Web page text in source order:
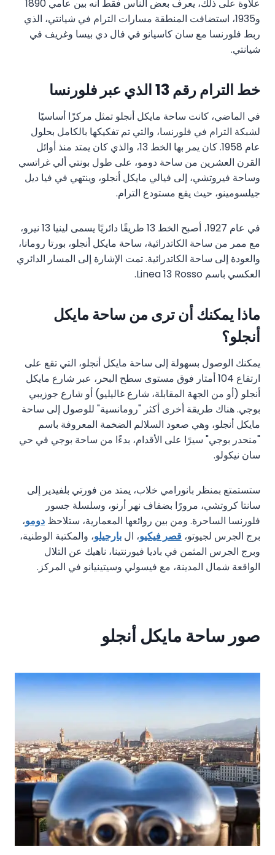
علاوة على ذلك، يعرف بعض الناس فقط أنه بين عامي 1890
و1935، استضافت المنطقة مسارات الترام في شيانتي، الذي
ربط فلورنسا مع سان كاسيانو في فال دي بيسا وغريف في
شيانتي.
خط الترام رقم 13 الذي عبر فلورنسا
في الماضي، كانت ساحة مايكل أنجلو تمثل مركزًا أساسيًا
لشبكة الترام في فلورنسا، والتي تم تفكيكها بالكامل بحلول
عام 1958. كان يمر بها الخط 13، والذي كان يمتد منذ أوائل
القرن العشرين من ساحة دومو، على طول بونتي ألي غراتسي
وساحة فيروتشي، إلى فيالي مايكل أنجلو، وينتهي في فيا ديل
جيلسومينو، حيث يقع مستودع الترام.
في عام 1927، أصبح الخط 13 طريقًا دائريًا يسمى لينيا 13 نيرو،
مع ممر من ساحة الكاتدرائية، ساحة مايكل أنجلو، بورتا رومانا،
والعودة إلى ساحة الكاتدرائية. تمت الإشارة إلى المسار الدائري
العكسي باسم Linea 13 Rosso.
ماذا يمكنك أن ترى من ساحة مايكل
أنجلو؟
يمكنك الوصول بسهولة إلى ساحة مايكل أنجلو، التي تقع على
ارتفاع 104 أمتار فوق مستوى سطح البحر، عبر شارع مايكل
أنجلو (أو من الجهة المقابلة، شارع غاليليو) أو شارع جوزيبي
بوجي. هناك طريقة أخرى أكثر "رومانسية" للوصول إلى ساحة
مايكل أنجلو، وهي صعود السلالم الضخمة المعروفة باسم
"منحدر بوجي" سيرًا على الأقدام، بدءًا من ساحة بوجي في حي
سان نيكولو.
ستستمتع بمنظر بانورامي خلاب، يمتد من فورتي بلفيدير إلى
سانتا كروتشي، مرورًا بضفاف نهر أرنو، وسلسلة جسور
فلورنسا الساحرة. ومن بين روائعها المعمارية، ستلاحظ دومو،
برج الجرس لجيوتو، قصر فيكيو، ال بارجيلو، والمكتبة الوطنية،
وبرج الجرس المثمن في باديا فيورنتينا، ناهيك عن التلال
الواقعة شمال المدينة، مع فيسولي وسيتينيانو في المركز.
صور ساحة مايكل أنجلو